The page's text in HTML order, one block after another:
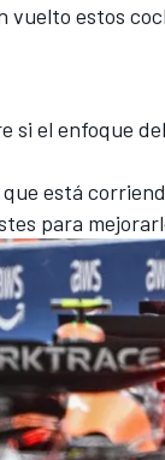
vuelto estos
si el enfoque
está
para